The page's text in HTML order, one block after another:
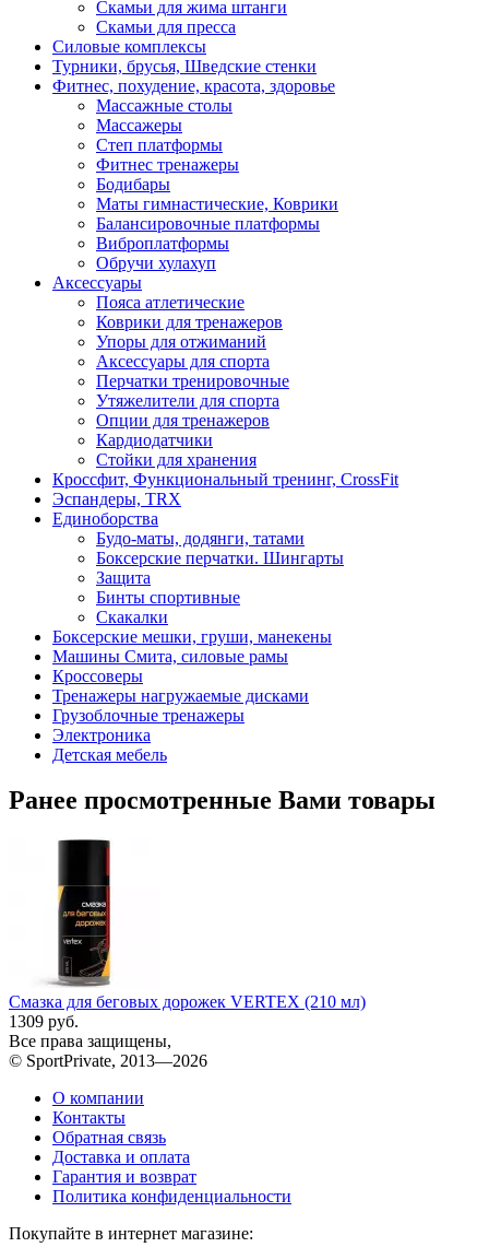
Скамьи для жима штанги
Скамьи для пресса
Силовые комплексы
Турники, брусья, Шведские стенки
Фитнес, похудение, красота, здоровье
Массажные столы
Массажеры
Степ платформы
Фитнес тренажеры
Бодибары
Маты гимнастические, Коврики
Балансировочные платформы
Виброплатформы
Обручи хулахуп
Аксессуары
Пояса атлетические
Коврики для тренажеров
Упоры для отжиманий
Аксессуары для спорта
Перчатки тренировочные
Утяжелители для спорта
Опции для тренажеров
Кардиодатчики
Стойки для хранения
Кроссфит, Функциональный тренинг, CrossFit
Эспандеры, TRX
Единоборства
Будо-маты, додянги, татами
Боксерские перчатки. Шингарты
Защита
Бинты спортивные
Скакалки
Боксерские мешки, груши, манекены
Машины Смита, силовые рамы
Кроссоверы
Тренажеры нагружаемые дисками
Грузоблочные тренажеры
Электроника
Детская мебель
Ранее просмотренные Вами товары
Смазка для беговых дорожек VERTEX (210 мл)
1309 руб.
Все права защищены,
© SportPrivate, 2013—2026
О компании
Контакты
Обратная связь
Доставка и оплата
Гарантия и возврат
Политика конфиденциальности
Покупайте в интернет магазине: